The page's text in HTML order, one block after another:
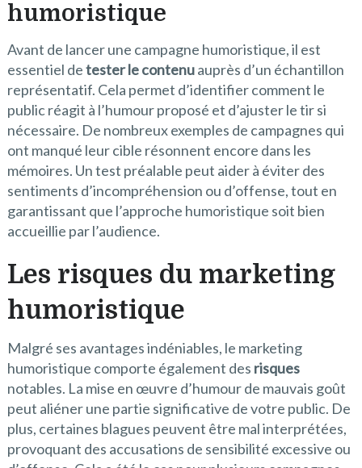
humoristique
Avant de lancer une campagne humoristique, il est
essentiel detester le contenuauprès d’un échantillon
représentatif. Cela permet d’identifier comment le
public réagit à l’humour proposé et d’ajuster le tir si
nécessaire. De nombreux exemples de campagnes qui
ont manqué leur cible résonnent encore dans les
mémoires. Un test préalable peut aider à éviter des
sentiments d’incompréhension ou d’offense, tout en
garantissant que l’approche humoristique soit bien
accueillie par l’audience.
Les risques du marketing
humoristique
Malgré ses avantages indéniables, le marketing
humoristique comporte également des risques
notables. La mise en œuvre d’humour de mauvais goût
peut aliéner une partie significative de votre public. De
plus, certaines blagues peuvent être mal interprétées,
provoquant des accusations de sensibilité excessive ou